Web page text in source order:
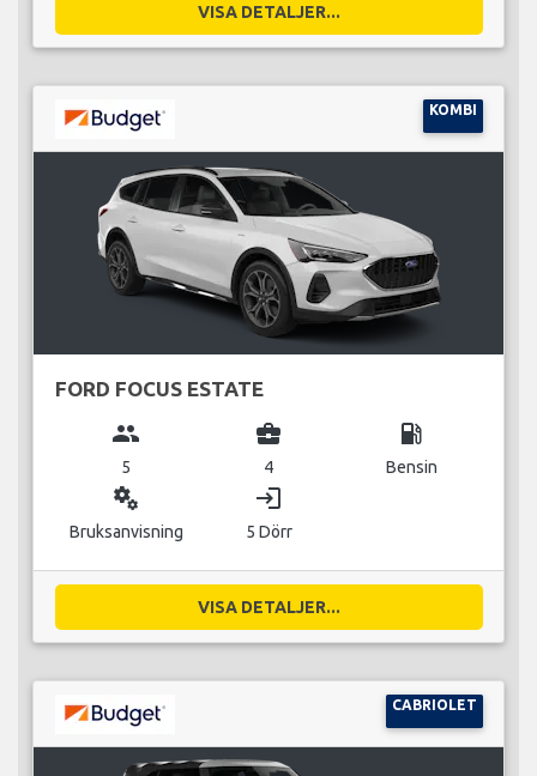
VISA DETALJER...
KOMBI
FORD FOCUS ESTATE
group
5
business_center
4
local_gas_station
Bensin
miscellaneous_services
Bruksanvisning
login
5 Dörr
VISA DETALJER...
CABRIOLET